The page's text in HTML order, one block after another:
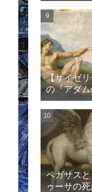
【サイゼ
の『アダ
ペガサス
ゥーサの